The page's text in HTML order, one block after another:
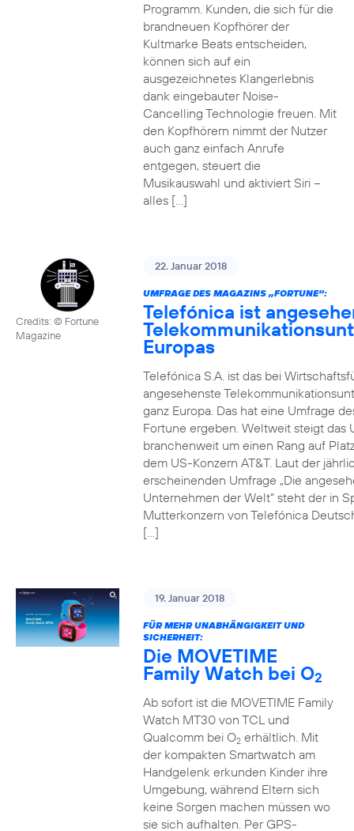
Programm. Kunden, die sich für die
brandneuen Kopfhörer der
Kultmarke Beats entscheiden,
können sich auf ein
ausgezeichnetes Klangerlebnis
dank eingebauter Noise-
Cancelling Technologie freuen. Mit
den Kopfhörern nimmt der Nutzer
auch ganz einfach Anrufe
entgegen, steuert die
Musikauswahl und aktiviert Siri –
alles […]
Credits: © Fortune
Magazine
22. Januar 2018
UMFRAGE DES MAGAZINS „FORTUNE“:
Telefónica ist
Europas
Telefónica S.A. ist das bei
angesehenste
ganz Europa. Das hat eine Umfrage
Fortune ergeben. Weltweit steigt das
branchenweit um einen Rang auf
dem US-Konzern AT&T. Laut der
erscheinenden Umfrage „Die
Unternehmen der Welt“ steht der in
Mutterkonzern von Telefónica
[…]
19. Januar 2018
FÜR MEHR UNABHÄNGIGKEIT UND
SICHERHEIT:
Die MOVETIME
Family Watch bei O2
Ab sofort ist die MOVETIME Family
Watch MT30 von TCL und
Qualcomm bei O2erhältlich. Mit
der kompakten Smartwatch am
Handgelenk erkunden Kinder ihre
Umgebung, während Eltern sich
keine Sorgen machen müssen wo
sie sich aufhalten. Per GPS-